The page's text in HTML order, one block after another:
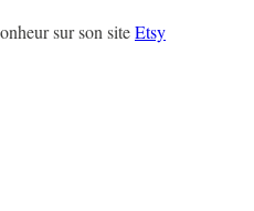
sur son siteEtsy